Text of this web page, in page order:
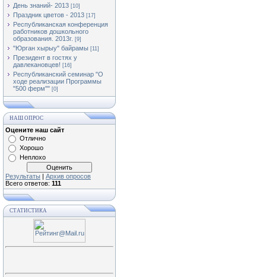
День знаний- 2013 [10]
Праздник цветов - 2013 [17]
Республиканская конференция
работников дошкольного
образования. 2013г. [9]
"Юрган хырыу" байрамы [11]
Президент в гостях у
давлекановцев! [16]
Республиканский семинар "О
ходе реализации Программы
"500 ферм"" [0]
НАШ ОПРОС
Оцените наш сайт
Отлично
Хорошо
Неплохо
Результаты | Архив опросов
Всего ответов: 111
СТАТИСТИКА